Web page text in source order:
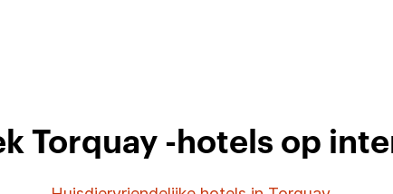
Torquay -hotels op